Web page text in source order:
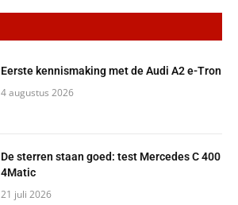
Eerste kennismaking met de Audi A2 e-Tron
4 augustus 2026
De sterren staan goed: test Mercedes C 400
4Matic
21 juli 2026